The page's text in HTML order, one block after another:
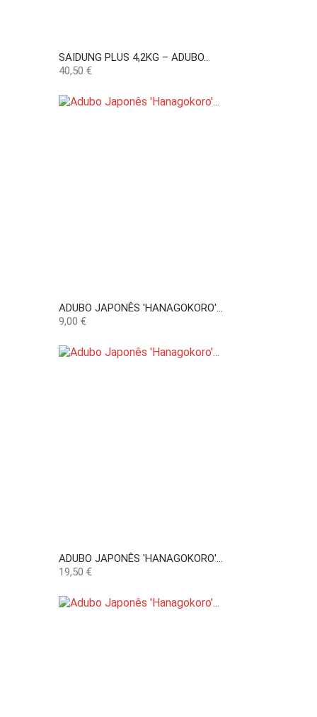
SAIDUNG PLUS 4,2KG – ADUBO...
Preço
40,50 €
ADUBO JAPONÊS 'HANAGOKORO'...
Preço
9,00 €
ADUBO JAPONÊS 'HANAGOKORO'...
Preço
19,50 €